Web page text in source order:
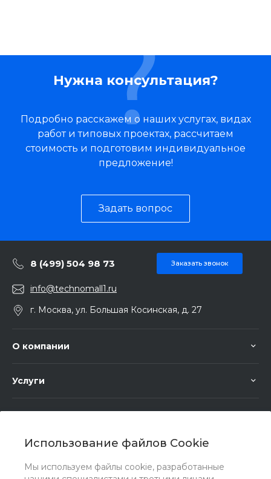
Использование файлов Cookie
Мы используем файлы cookie, разработанные
Нужна консультация?
Подробно расскажем о наших услугах, видах
работ и типовых проектах, рассчитаем
стоимость и подготовим индивидуальное
предложение!
Задать вопрос
8 (499) 504 98 73 Заказать звонок
info@technomall1.ru
г. Москва, ул. Большая Косинская, д. 27
О компании
Услуги